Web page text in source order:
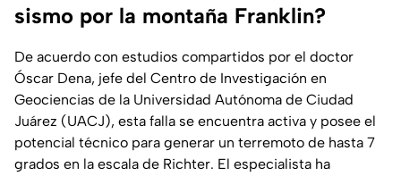
sismo por la montaña Franklin?
De acuerdo con estudios compartidos por el doctor
Óscar Dena, jefe del Centro de Investigación en
Geociencias de la Universidad Autónoma de Ciudad
Juárez (UACJ), esta falla se encuentra activa y posee el
potencial técnico para generar un terremoto de hasta 7
grados en la escala de Richter. El especialista ha